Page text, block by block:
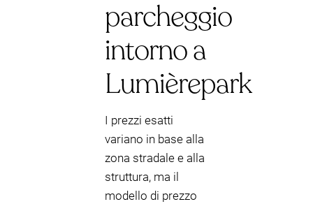
parcheggio
intorno a
Lumièrepark
I prezzi esatti
variano in base alla
zona stradale e alla
struttura, ma il
modello di prezzo